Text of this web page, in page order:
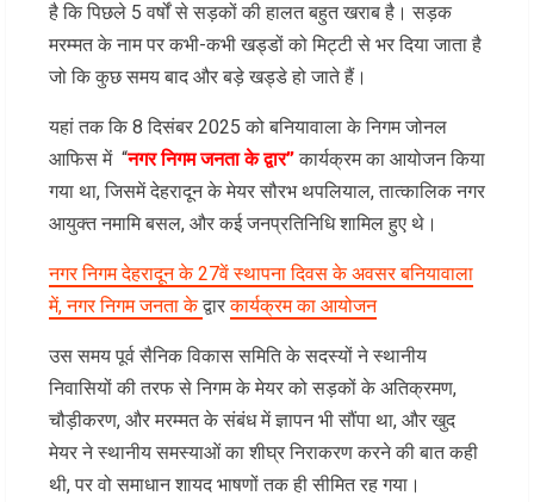
है कि पिछले 5 वर्षों से सड़कों की हालत बहुत खराब है। सड़क
मरम्मत के नाम पर कभी-कभी खड्डों को मिट्टी से भर दिया जाता है
जो कि कुछ समय बाद और बड़े खड्डे हो जाते हैं।
यहां तक कि 8 दिसंबर 2025 को बनियावाला के निगम जोनल
आफिस में “नगर निगम जनता के द्वार” कार्यक्रम का आयोजन किया
गया था, जिसमें देहरादून के मेयर सौरभ थपलियाल, तात्कालिक नगर
आयुक्त नमामि बसल, और कई जनप्रतिनिधि शामिल हुए थे।
नगर निगम देहरादून के 27वें स्थापना दिवस के अवसर बनियावाला
में, नगर निगम जनता केद्वारकार्यक्रम का आयोजन
उस समय पूर्व सैनिक विकास समिति के सदस्यों ने स्थानीय
निवासियों की तरफ से निगम के मेयर को सड़कों के अतिक्रमण,
चौड़ीकरण, और मरम्मत के संबंध में ज्ञापन भी सौंपा था, और खुद
मेयर ने स्थानीय समस्याओं का शीघ्र निराकरण करने की बात कही
थी, पर वो समाधान शायद भाषणों तक ही सीमित रह गया।